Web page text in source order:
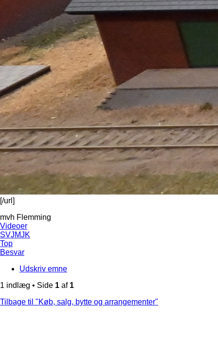
[/url]
mvh Flemming
Videoer
SVJMJK
Top
Besvar
Udskriv emne
1 indlæg • Side 1 af 1
Tilbage til "Køb, salg, bytte og arrangementer"